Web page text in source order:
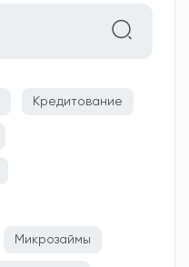
Кредитование
Микрозаймы